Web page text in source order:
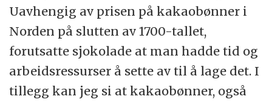
Uavhengig av prisen på kakaobønner i
Norden på slutten av 1700-tallet,
forutsatte sjokolade at man hadde tid og
arbeidsressurser å sette av til å lage det. I
tillegg kan jeg si at kakaobønner, også